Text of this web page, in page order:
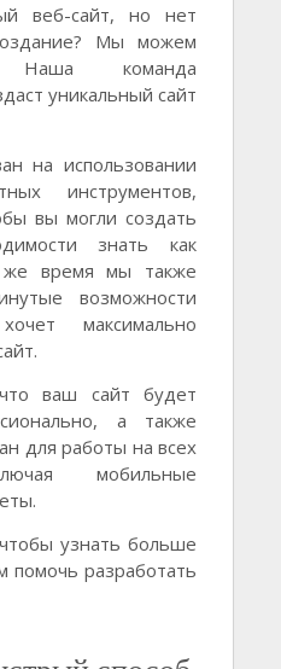
веб-сайт, но нет
Мы можем
команда
уникальный сайт
на использовании
инструментов,
вы могли создать
знать как
время мы также
возможности
максимально
ваш сайт будет
а также
для работы на всех
мобильные
узнать больше
разработать